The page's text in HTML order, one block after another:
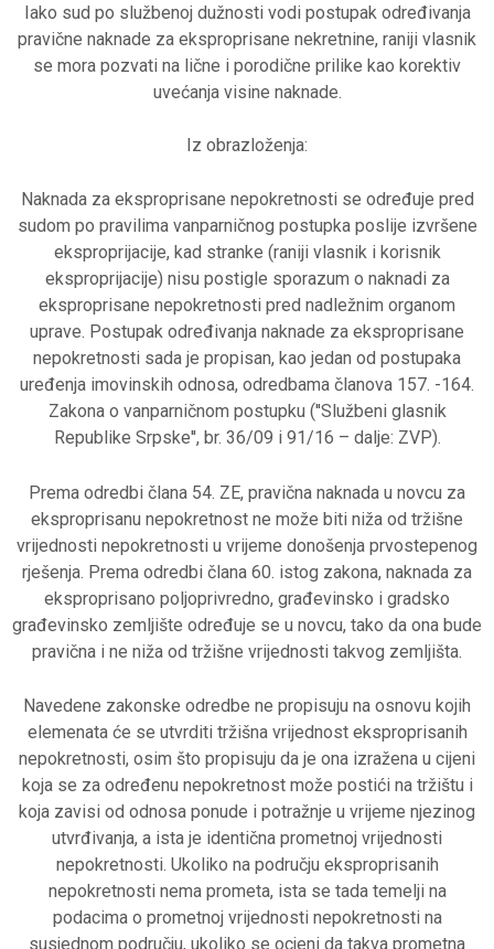
Iako sud po službenoj dužnosti vodi postupak određivanja
pravične naknade za eksproprisane nekretnine, raniji vlasnik
se mora pozvati na lične i porodične prilike kao korektiv
uvećanja visine naknade.
Iz obrazloženja:
Naknada za eksproprisane nepokretnosti se određuje pred
sudom po pravilima vanparničnog postupka poslije izvršene
eksproprijacije, kad stranke (raniji vlasnik i korisnik
eksproprijacije) nisu postigle sporazum o naknadi za
eksproprisane nepokretnosti pred nadležnim organom
uprave. Postupak određivanja naknade za eksproprisane
nepokretnosti sada je propisan, kao jedan od postupaka
uređenja imovinskih odnosa, odredbama članova 157. -164.
Zakona o vanparničnom postupku (′′Službeni glasnik
Republike Srpske′′, br. 36/09 i 91/16 – dalje: ZVP).
Prema odredbi člana 54. ZE, pravična naknada u novcu za
eksproprisanu nepokretnost ne može biti niža od tržišne
vrijednosti nepokretnosti u vrijeme donošenja prvostepenog
rješenja. Prema odredbi člana 60. istog zakona, naknada za
eksproprisano poljoprivredno, građevinsko i gradsko
građevinsko zemljište određuje se u novcu, tako da ona bude
pravična i ne niža od tržišne vrijednosti takvog zemljišta.
Navedene zakonske odredbe ne propisuju na osnovu kojih
elemenata će se utvrditi tržišna vrijednost eksproprisanih
nepokretnosti, osim što propisuju da je ona izražena u cijeni
koja se za određenu nepokretnost može postići na tržištu i
koja zavisi od odnosa ponude i potražnje u vrijeme njezinog
utvrđivanja, a ista je identična prometnoj vrijednosti
nepokretnosti. Ukoliko na području eksproprisanih
nepokretnosti nema prometa, ista se tada temelji na
podacima o prometnoj vrijednosti nepokretnosti na
susjednom području, ukoliko se ocjeni da takva prometna